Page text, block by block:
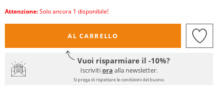
Attenzione: Solo ancora 1 disponibile!
AL CARRELLO
Vuoi risparmiare il -10%?
Iscrivitiora alla newsletter.
Si prega di rispettare le condizioni del buono.